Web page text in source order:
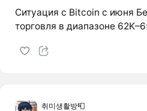
Ситуация с Bitcoin с июня
торговля в диапазоне
취미생활방📮